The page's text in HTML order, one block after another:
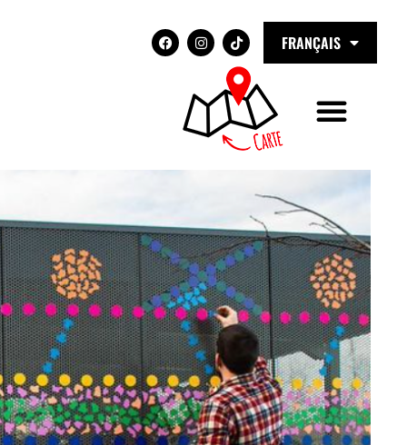
FRANÇAIS